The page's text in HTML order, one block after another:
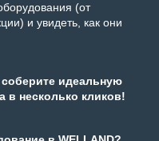
(от
и увидеть, как они
идеальную
в несколько кликов!